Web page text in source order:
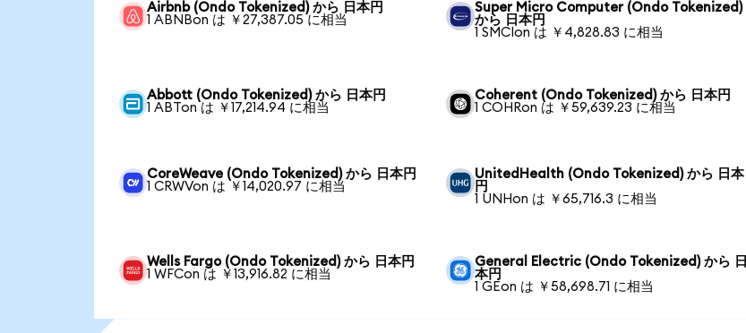
Airbnb (Ondo Tokenized) から 日本円
1 ABNBon は ￥27,387.05 に相当
Super Micro Computer (Ondo Tokenized)
から 日本円
1 SMCIon は ￥4,828.83 に相当
Abbott (Ondo Tokenized) から 日本円
1 ABTon は ￥17,214.94 に相当
Coherent (Ondo Tokenized) から 日本円
1 COHRon は ￥59,639.23 に相当
CoreWeave (Ondo Tokenized) から 日本円
1 CRWVon は ￥14,020.97 に相当
UnitedHealth (Ondo Tokenized) から 日本
円
1 UNHon は ￥65,716.3 に相当
Wells Fargo (Ondo Tokenized) から 日本円
1 WFCon は ￥13,916.82 に相当
General Electric (Ondo Tokenized) から 日
本円
1 GEon は ￥58,698.71 に相当